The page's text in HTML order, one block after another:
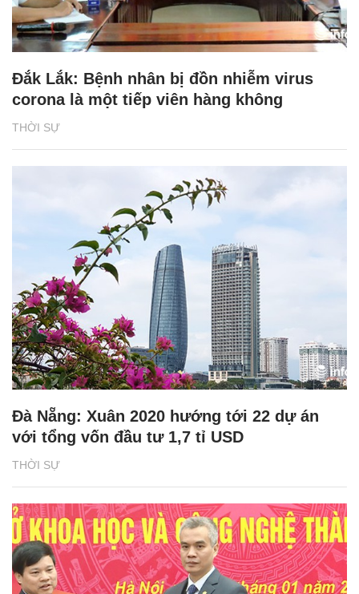
THỜI SỰ
Đắk Lắk: Bệnh nhân bị đồn nhiễm virus
corona là một tiếp viên hàng không
THỜI SỰ
Đà Nẵng: Xuân 2020 hướng tới 22 dự án
với tổng vốn đầu tư 1,7 tỉ USD